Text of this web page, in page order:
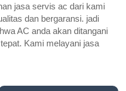
jasa servis ac dari kami
dan bergaransi. jadi
AC anda akan ditangani
Kami melayani jasa